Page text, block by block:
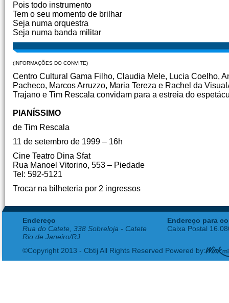
Pois todo instrumento
Tem o seu momento de brilhar
Seja numa orquestra
Seja numa banda militar
(INFORMAÇÕES DO CONVITE)
Centro Cultural Gama Filho, Claudia Mele, Lucia Coelho,
Pacheco, Marcos Arruzzo, Maria Tereza e Rachel da
Trajano e Tim Rescala convidam para a estreia do
PIANÍSSIMO
de Tim Rescala
11 de setembro de 1999 – 16h
Cine Teatro Dina Sfat
Rua Manoel Vitorino, 553 – Piedade
Tel: 592-5121
Trocar na bilheteria por 2 ingressos
Endereço
Rua do Catete, 338 Sobreloja - Catete
Rio de Janeiro/RJ
Endereço para
Caixa Postal
©Copyright 2013 - Cbtij All Rights Reserved Powered by: